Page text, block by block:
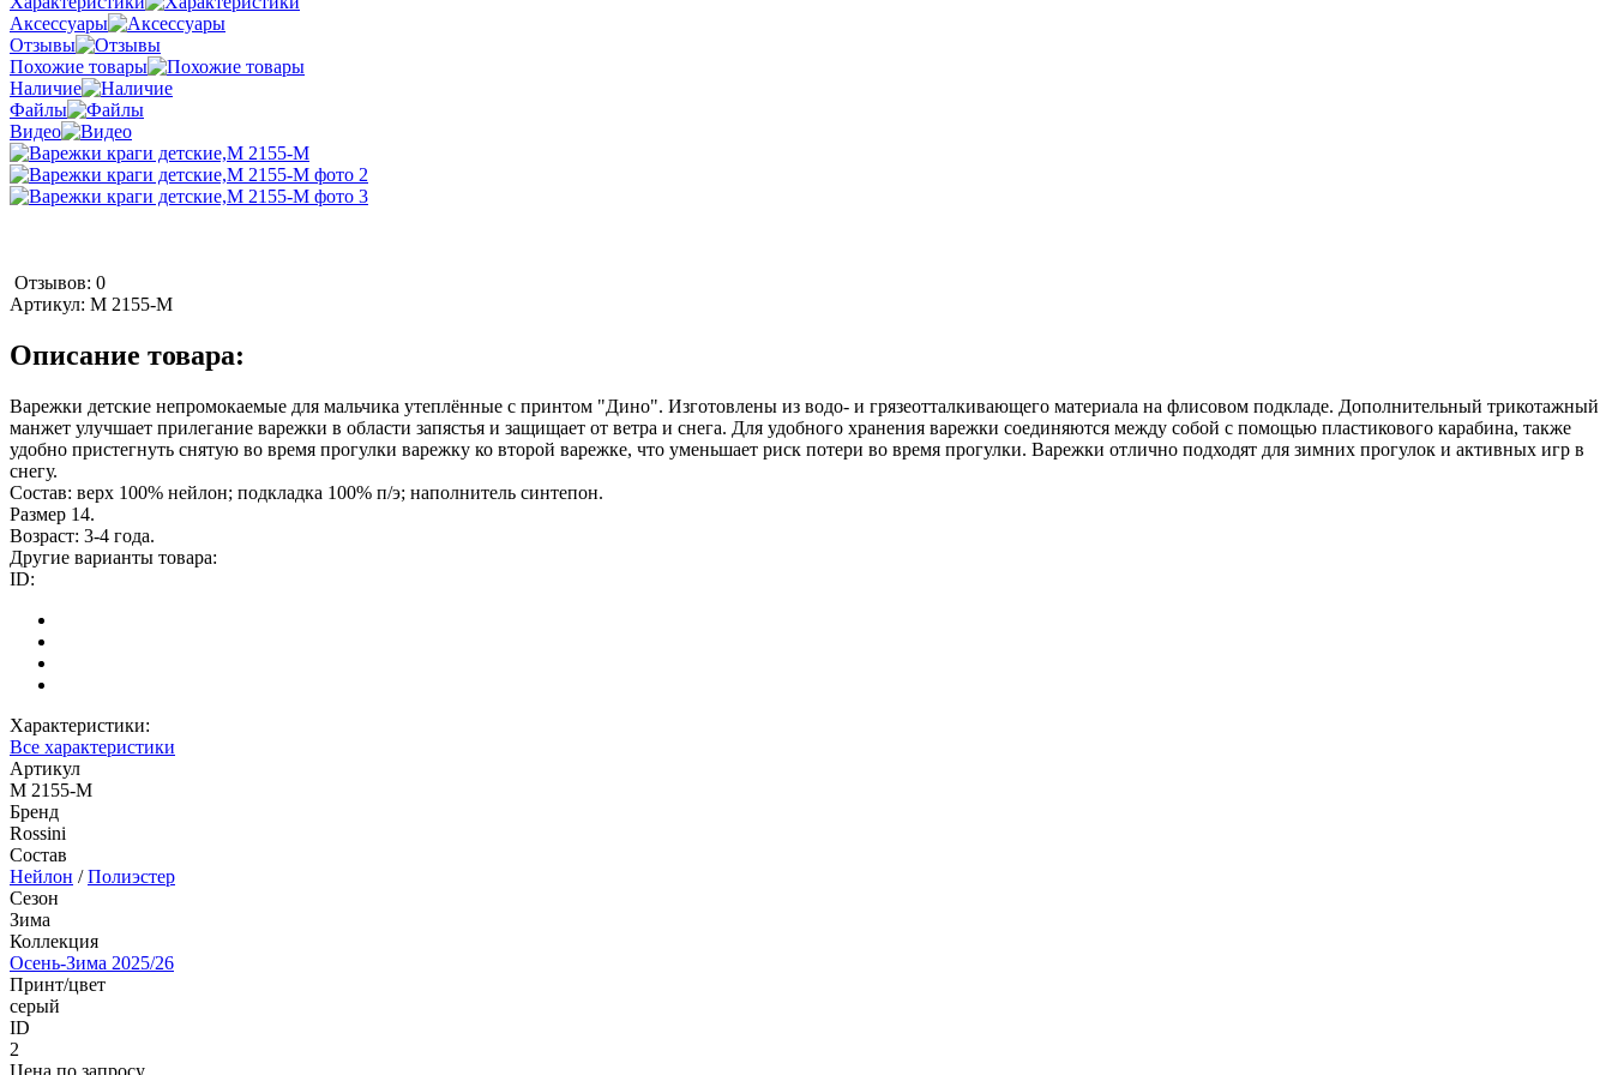
Аксессуары
Отзывы
Похожие товары
Наличие
Файлы
Видео
Отзывов: 0
Артикул: M 2155-M
Описание товара:
Варежки детские непромокаемые для мальчика утеплённые с принтом "Дино". Изготовлены из водо- и грязеотталкивающего материала на флисовом подкладе. Дополнительный трикотажный
манжет улучшает прилегание варежки в области запястья и защищает от ветра и снега. Для удобного хранения варежки соединяются между собой с помощью пластикового карабина, также
удобно пристегнуть снятую во время прогулки варежку ко второй варежке, что уменьшает риск потери во время прогулки. Варежки отлично подходят для зимних прогулок и активных игр в
снегу.
Состав: верх 100% нейлон; подкладка 100% п/э; наполнитель синтепон.
Размер 14.
Возраст: 3-4 года.
Другие варианты товара:
ID:
Характеристики:
Все характеристики
Артикул
M 2155-M
Бренд
Rossini
Состав
Нейлон /Полиэстер
Сезон
Зима
Коллекция
Осень-Зима 2025/26
Принт/цвет
серый
ID
2
Цена по запросу